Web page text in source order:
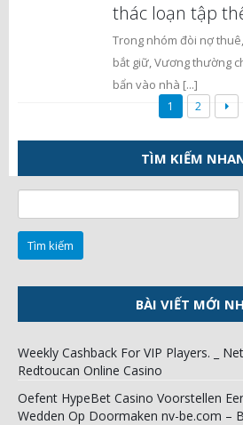
thác loạn tập
Trong nhóm đòi nợ
bắt giữ, Vương thường
bẩn vào nhà [...]
1 2
TÌM KIẾM
kiếm
cho:
BÀI VIẾT MỚI
Weekly Cashback For VIP Players. _
Redtoucan Online Casino
Oefent HypeBet Casino Voorstellen
Wedden Op Doormaken nv-be.com –